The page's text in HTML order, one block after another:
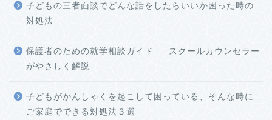
子どもの三者面談でどんな話をしたらいいか困った時の
対処法
保護者のための就学相談ガイド ― スクールカウンセラー
がやさしく解説
子どもがかんしゃくを起こして困っている、そんな時に
ご家庭でできる対処法３選